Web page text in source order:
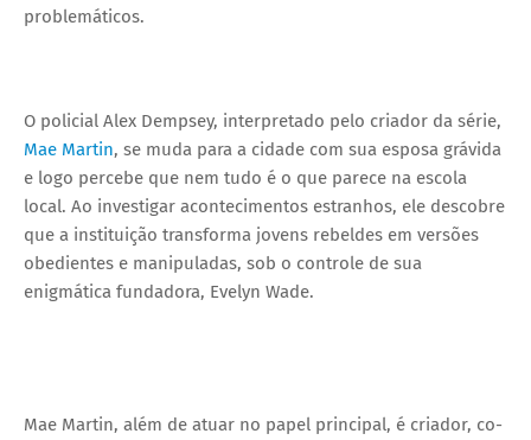
problemáticos.
O policial Alex Dempsey, interpretado pelo criador da série,
Mae Martin, se muda para a cidade com sua esposa grávida
e logo percebe que nem tudo é o que parece na escola
local. Ao investigar acontecimentos estranhos, ele descobre
que a instituição transforma jovens rebeldes em versões
obedientes e manipuladas, sob o controle de sua
enigmática fundadora, Evelyn Wade.
Mae Martin, além de atuar no papel principal, é criador, co-